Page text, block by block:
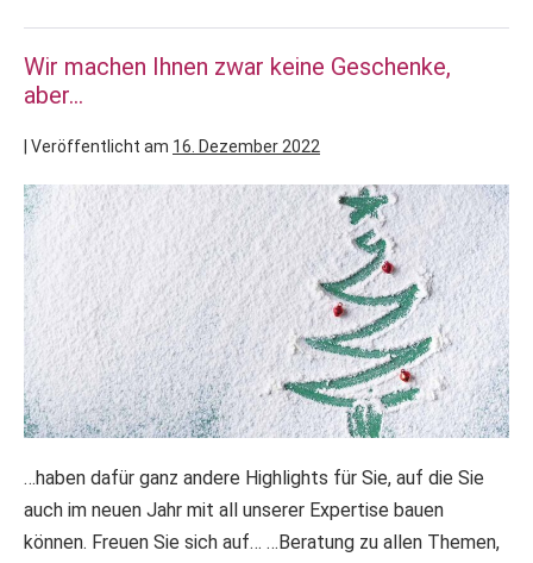
Wir machen Ihnen zwar keine Geschenke,
aber…
| Veröffentlicht am 16. Dezember 2022
…haben dafür ganz andere Highlights für Sie, auf die Sie
auch im neuen Jahr mit all unserer Expertise bauen
können. Freuen Sie sich auf… …Beratung zu allen Themen,